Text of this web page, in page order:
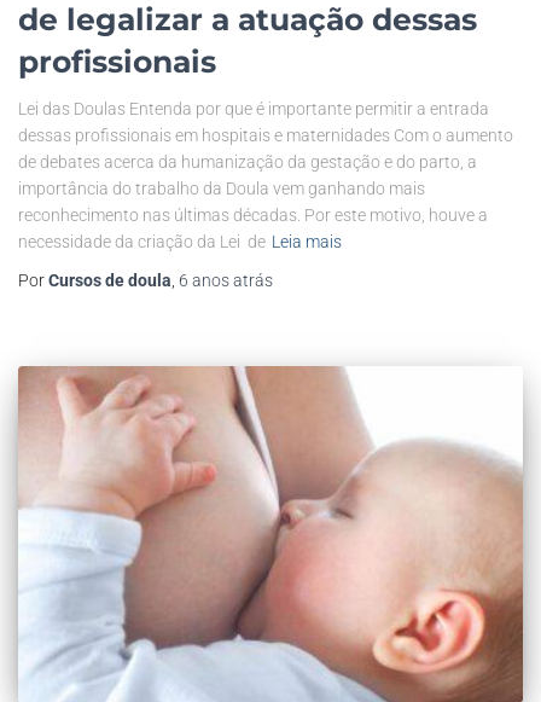
de legalizar a atuação dessas
profissionais
Lei das Doulas Entenda por que é importante permitir a entrada
dessas profissionais em hospitais e maternidades Com o aumento
de debates acerca da humanização da gestação e do parto, a
importância do trabalho da Doula vem ganhando mais
reconhecimento nas últimas décadas. Por este motivo, houve a
necessidade da criação da Lei de Leia mais
PorCursos de doula, 6 anosatrás